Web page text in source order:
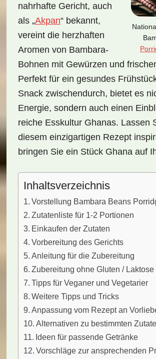
nahrhafte Gericht, auch
als „Akpan“ bekannt,
vereint die herzhaften
Aromen von Bambara-
Bohnen mit Gewürzen und
Perfekt für ein gesundes
Snack zwischendurch, bietet es
Energie, sondern auch einen
reiche Esskultur Ghanas. Lassen
diesem einzigartigen Rezept
bringen Sie ein Stück Ghana auf
Inhaltsverzeichnis
Vorstellung Bambara Beans
Zutatenliste für 1-2 Portionen
Einkaufen der Zutaten
Vorbereitung des Gerichts
Anleitung für die Zubereitung
Zubereitung ohne Gluten / Laktose
Tipps für Veganer und Vegetarier
Weitere Tipps und Tricks
Anpassung vom Rezept an
Alternativen zu bestimmten
Ideen für passende Getränke
Vorschläge zur ansprechenden